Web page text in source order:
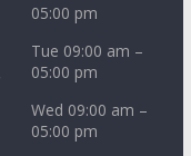
05:00 pm
Tue 09:00 am –
05:00 pm
Wed 09:00 am –
05:00 pm